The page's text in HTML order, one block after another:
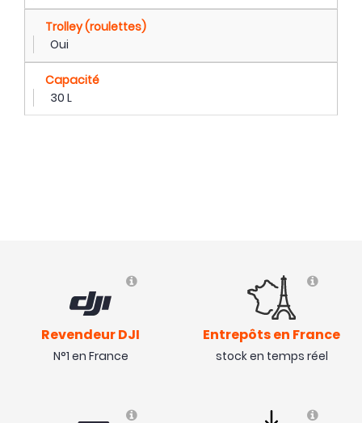
Trolley (roulettes)
Oui
Capacité
30 L
Revendeur DJI
N°1 en France
Entrepôts en France
stock en temps réel